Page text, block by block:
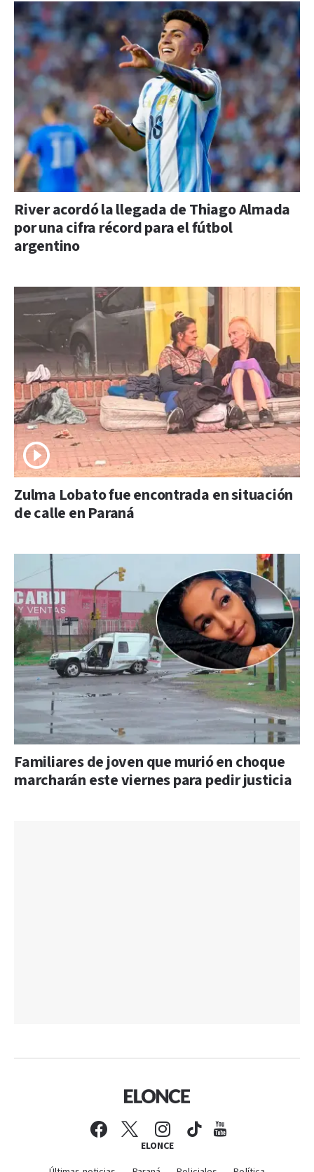
River acordó la llegada de Thiago Almada
por una cifra récord para el fútbol
argentino
Zulma Lobato fue encontrada en situación
de calle en Paraná
Familiares de joven que murió en choque
marcharán este viernes para pedir justicia
ELONCE